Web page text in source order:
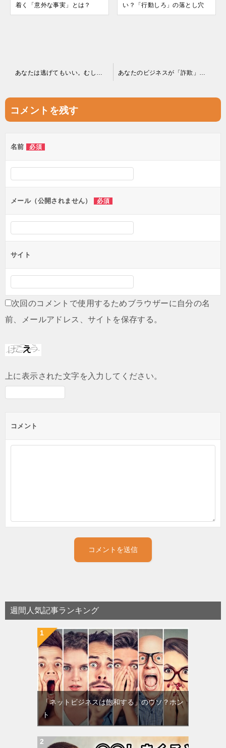
着く「意外な事実」とは？
い？「行動しろ」の落とし穴
ナ
ビ
ー
シ
ン
あなたは逃げてもいい。むしろ逃げたほうがいい事もある あなたのビジネスが「詐欺」にならないための心得
コメントを残す
名前 必須
メール（公開されません） 必須
サイト
次回のコメントで使用するためブラウザーに自分の名
前、メールアドレス、サイトを保存する。
上に表示された文字を入力してください。
コメント
週間人気記事ランキング
「ネットビジネスは飽和する」のウソ？ホン
ト